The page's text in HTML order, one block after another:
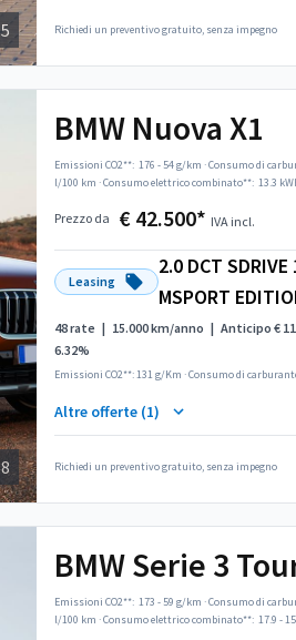
5 Richiedi un preventivo gratuito, senza impegno
8
BMW Nuova X1
Emissioni CO2**: 176 - 54 g/km ·Consumo di
l/100 km ·Consumo elettrico combinato**: 13.3
Prezzo da € 42.500* IVA incl.
Leasing
2.0 DCT
MSPORT
48 rate | 15.000 km/anno | Anticipo €
6.32%
Emissioni CO2**: 131 g/Km ·Consumo di
Altre offerte (1)
Richiedi un preventivo gratuito, senza impegno
BMW Serie 3
Emissioni CO2**: 173 - 59 g/km ·Consumo di
l/100 km ·Consumo elettrico combinato**: 17.9 -